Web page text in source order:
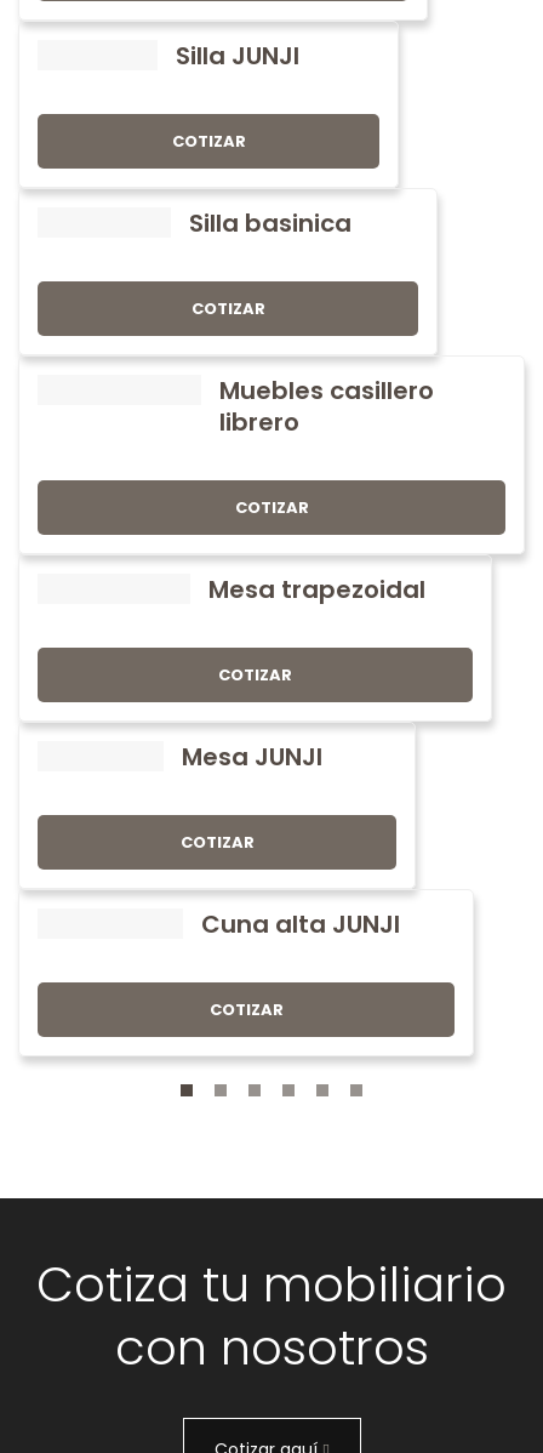
Silla JUNJI
COTIZAR
Silla basinica
COTIZAR
Muebles casillero
librero
COTIZAR
Mesa trapezoidal
COTIZAR
Mesa JUNJI
COTIZAR
Cuna alta JUNJI
COTIZAR
Cotiza tu mobiliario
con nosotros